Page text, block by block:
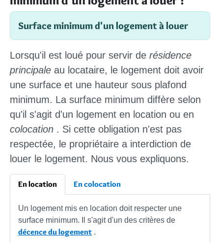
Surface minimum d'un logement à louer
Lorsqu'il est loué pour servir de résidence
principale au locataire, le logement doit avoir
une surface et une hauteur sous plafond
minimum. La surface minimum diffère selon
qu'il s'agit d'un logement en location ou en
colocation . Si cette obligation n'est pas
respectée, le propriétaire a interdiction de
louer le logement. Nous vous expliquons.
En location En colocation
Un logement mis en location doit respecter une
surface minimum. Il s'agit d'un des critères de
décence du logement .